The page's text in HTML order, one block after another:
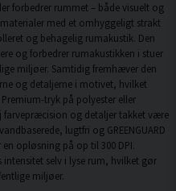
forbedrer rummet – både visuelt og
med et omhyggeligt strakt
og behagelig rumakustik. Den
og forbedrer rumakustikken i stuer
miljøer. Samtidig fremhæver den
og detaljerne i motivet, hvilket
tryk på polyester eller
og detaljer takket være
lugtfri og GREENGUARD
opløsning på op til 300 DPI.
intensitet selv i lyse rum, hvilket gør
miljøer.